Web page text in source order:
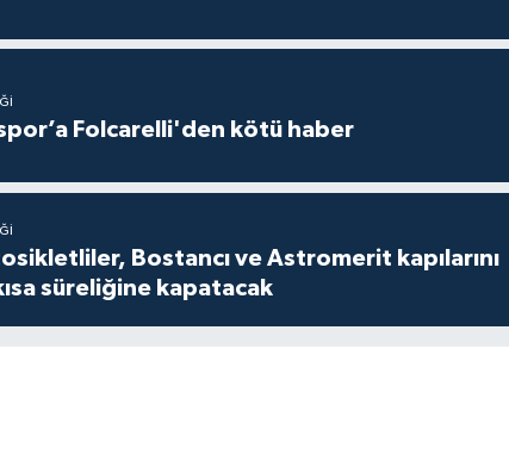
Folcarelli'den kötü haber
Bostancı ve Astromerit kapılarını
süreliğine kapatacak